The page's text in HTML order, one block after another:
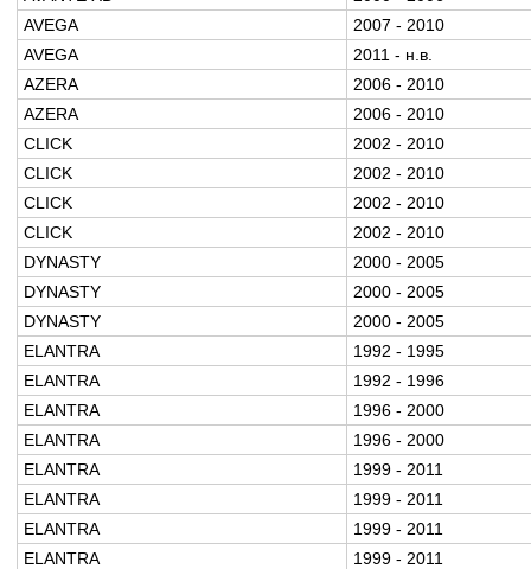
AVEGA
2007 - 2010
AVEGA
2011 - н.в.
AZERA
2006 - 2010
AZERA
2006 - 2010
CLICK
2002 - 2010
CLICK
2002 - 2010
CLICK
2002 - 2010
CLICK
2002 - 2010
DYNASTY
2000 - 2005
DYNASTY
2000 - 2005
DYNASTY
2000 - 2005
ELANTRA
1992 - 1995
ELANTRA
1992 - 1996
ELANTRA
1996 - 2000
ELANTRA
1996 - 2000
ELANTRA
1999 - 2011
ELANTRA
1999 - 2011
ELANTRA
1999 - 2011
ELANTRA
1999 - 2011